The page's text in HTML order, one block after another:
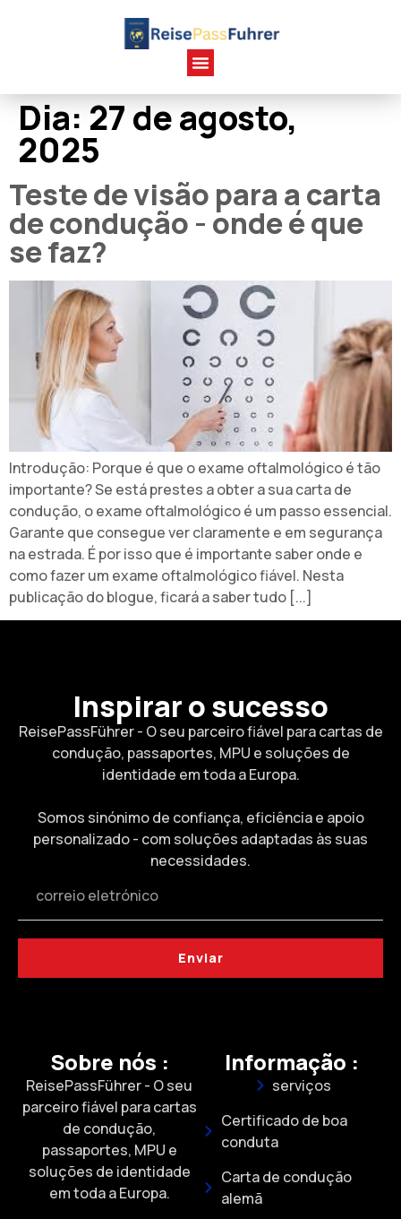
Dia: 27 de agosto,
2025
Teste de visão para a carta
de condução - onde é que
se faz?
Introdução: Porque é que o exame oftalmológico é tão
importante? Se está prestes a obter a sua carta de
condução, o exame oftalmológico é um passo essencial.
Garante que consegue ver claramente e em segurança
na estrada. É por isso que é importante saber onde e
como fazer um exame oftalmológico fiável. Nesta
publicação do blogue, ficará a saber tudo [...]
Inspirar o sucesso
ReisePassFührer - O seu parceiro fiável para cartas de
condução, passaportes, MPU e soluções de
identidade em toda a Europa.
Somos sinónimo de confiança, eficiência e apoio
personalizado - com soluções adaptadas às suas
necessidades.
Enviar
Sobre nós :
ReisePassFührer - O seu
parceiro fiável para cartas
de condução,
passaportes, MPU e
soluções de identidade
em toda a Europa.
Informação :
serviços
Certificado de boa
conduta
Carta de condução
alemã